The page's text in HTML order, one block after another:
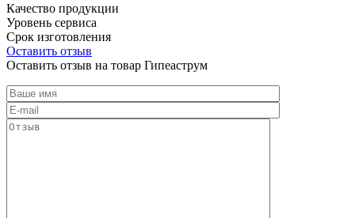
Качество продукции
Уровень сервиса
Срок изготовления
Оставить отзыв
Оставить отзыв на товар Гипеаструм